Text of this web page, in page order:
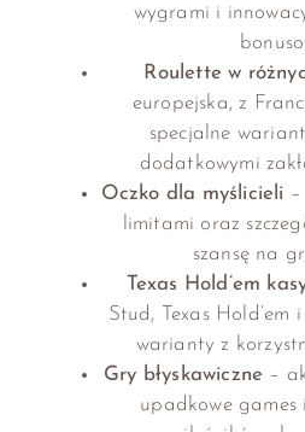
wygrami i
Roulette w
europejska, z
specjalne
dodatkowymi
Oczko dla myślicieli
limitami oraz
szansę na
Texas Hold’em
Stud, Texas
warianty z
Gry błyskawiczne –
upadkowe